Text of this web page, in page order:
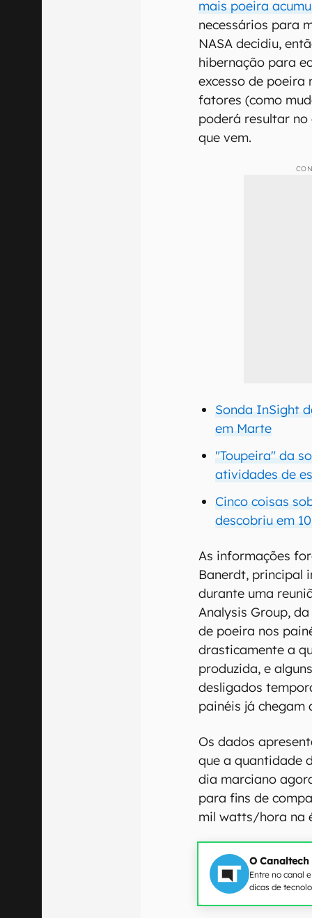
mais poeira
necessários para
NASA decidiu,
hibernação para
excesso de poeira
fatores (como
poderá resultar
que vem.
Sonda InSight
em Marte
"Toupeira" da
atividades de
Cinco coisas
descobriu em
As informações
Banerdt, principal
durante uma
Analysis Group,
de poeira nos
drasticamente a
produzida, e
desligados
painéis já chegam
Os dados
que a quantidade
dia marciano
para fins de
mil watts/hora na
O
Entre no canal
dicas de